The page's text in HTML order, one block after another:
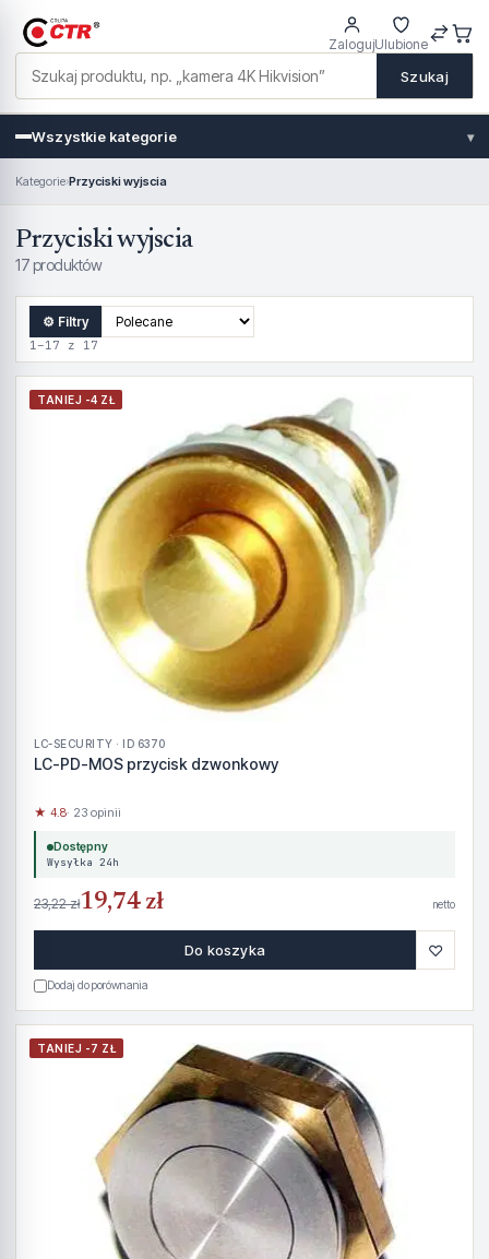
Szukaj
ZalogujUlubione
Wszystkie kategorie ▾
Kategorie›Przyciski wyjscia
Przyciski wyjscia
17 produktów
⚙ Filtry
1–17 z 17
TANIEJ -4 ZŁ
LC-SECURITY · ID 6370
LC-PD-MOS przycisk dzwonkowy
★ 4.8· 23 opinii
Dostępny
Wysyłka 24h
23,22 zł19,74 zł netto
Do koszyka ♡
Dodaj do porównania
TANIEJ -7 ZŁ